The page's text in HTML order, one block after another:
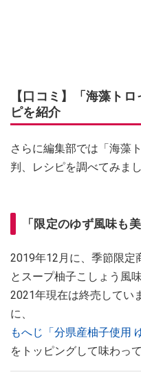
【口コミ】「海藻ト
ピを紹介
さらに編集部では「海藻
判、レシピを調べてみまし
「限定のゆず風味も
2019年12月に、季節限定
とスープ柚子こしょう風
2021年現在は終売してい
に、
もへじ「分県産柚子使用
をトッピングして味わっ